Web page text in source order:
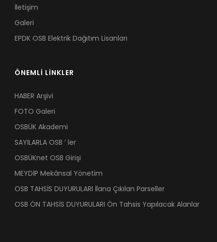
İletişim
Galeri
EPDK OSB Elektrik Dağıtım Lisanları
ÖNEMLİ LİNKLER
HABER Arşivi
FOTO Galeri
OSBÜK Akademi
SAYILARLA OSB ’ ler
OSBÜKnet OSB Girişi
MEYDİP Mekânsal Yönetim
OSB TAHSİS DUYURULARI İlana Çıkılan Parseller
OSB ÖN TAHSİS DUYURULARI Ön Tahsis Yapılacak Alanlar